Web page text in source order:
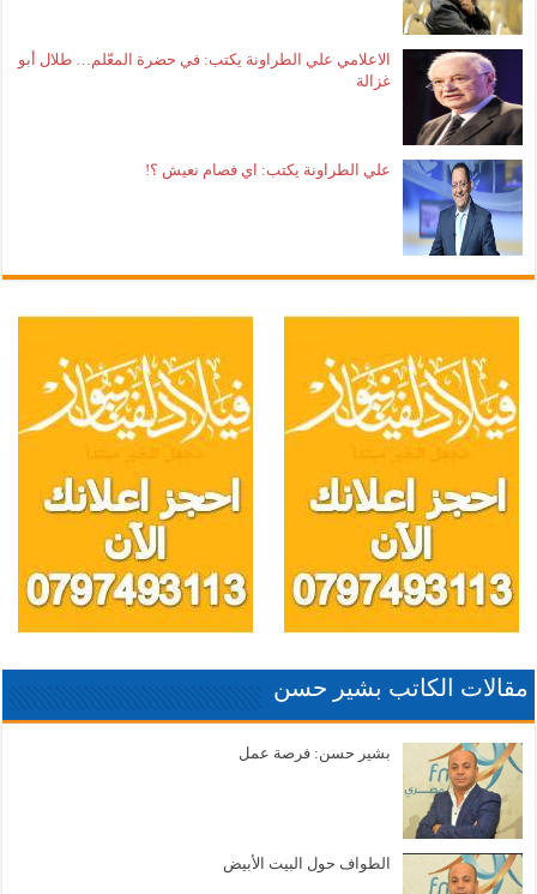
الاعلامي علي الطراونة يكتب: في حضرة المعّلم… طلال أبو
غزالة
علي الطراونة يكتب: اي فصام نعيش ؟!
مقالات الكاتب بشير حسن
بشير حسن: فرصة عمل
الطواف حول البيت الأبيض